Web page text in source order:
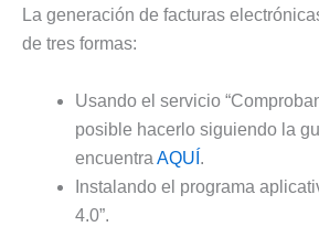
La generación de facturas
de tres formas:
Usando el servicio
posible hacerlo siguiendo la
encuentra AQUÍ .
Instalando el programa
4.0”.